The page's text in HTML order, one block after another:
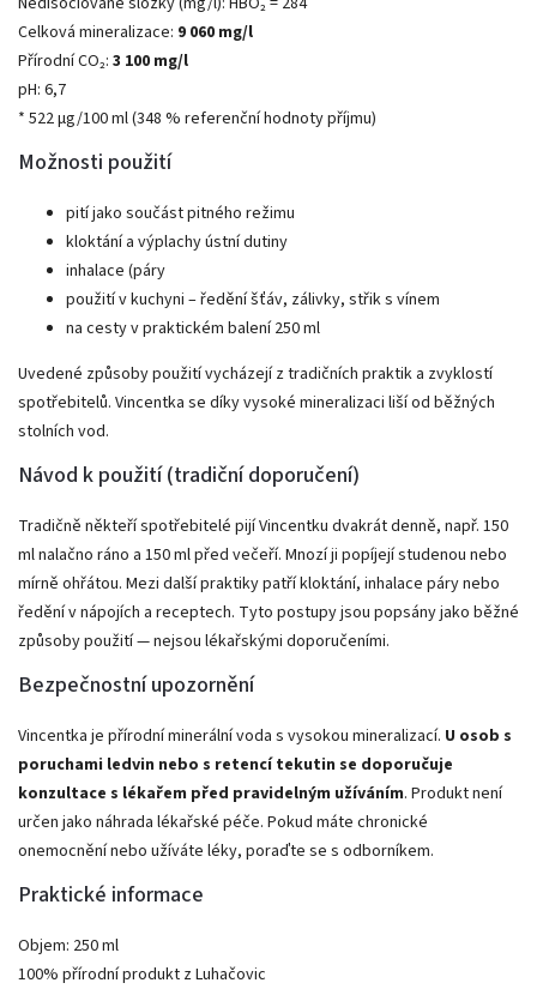
Celková mineralizace: 9 060 mg/l
Přírodní CO₂: 3 100 mg/l
pH: 6,7
* 522 μg/100 ml (348 % referenční hodnoty příjmu)
Možnosti použití
pití jako součást pitného režimu
kloktání a výplachy ústní dutiny
inhalace (páry
použití v kuchyni – ředění šťáv, zálivky, střik s vínem
na cesty v praktickém balení 250 ml
Uvedené způsoby použití vycházejí z tradičních praktik a zvyklostí
spotřebitelů. Vincentka se díky vysoké mineralizaci liší od běžných
stolních vod.
Návod k použití (tradiční doporučení)
Tradičně někteří spotřebitelé pijí Vincentku dvakrát denně, např. 150
ml nalačno ráno a 150 ml před večeří. Mnozí ji popíjejí studenou nebo
mírně ohřátou. Mezi další praktiky patří kloktání, inhalace páry nebo
ředění v nápojích a receptech. Tyto postupy jsou popsány jako běžné
způsoby použití — nejsou lékařskými doporučeními.
Bezpečnostní upozornění
Vincentka je přírodní minerální voda s vysokou mineralizací. U osob s
poruchami ledvin nebo s retencí tekutin se doporučuje
konzultace s lékařem před pravidelným užíváním. Produkt není
určen jako náhrada lékařské péče. Pokud máte chronické
onemocnění nebo užíváte léky, poraďte se s odborníkem.
Praktické informace
Objem: 250 ml
100% přírodní produkt z Luhačovic